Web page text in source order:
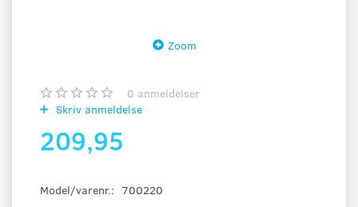
Zoom
0 anmeldelser
Skriv anmeldelse
209,95
Model/varenr.: 700220